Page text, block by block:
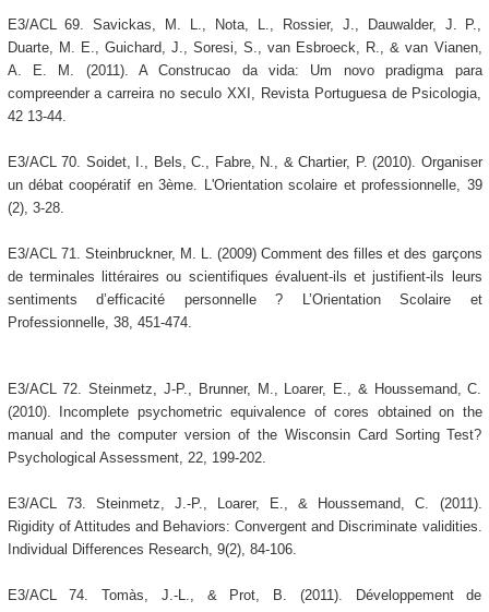
E3/ACL 69. Savickas, M. L., Nota, L., Rossier, J., Dauwalder, J. P.,
Duarte, M. E., Guichard, J., Soresi, S., van Esbroeck, R., & van Vianen,
A. E. M. (2011). A Construcao da vida: Um novo pradigma para
compreender a carreira no seculo XXI, Revista Portuguesa de Psicologia,
42 13-44.
E3/ACL 70. Soidet, I., Bels, C., Fabre, N., & Chartier, P. (2010). Organiser
un débat coopératif en 3ème. L'Orientation scolaire et professionnelle, 39
(2), 3-28.
E3/ACL 71. Steinbruckner, M. L. (2009) Comment des filles et des garçons
de terminales littéraires ou scientifiques évaluent-ils et justifient-ils leurs
sentiments d’efficacité personnelle ? L’Orientation Scolaire et
Professionnelle, 38, 451-474.
E3/ACL 72. Steinmetz, J-P., Brunner, M., Loarer, E., & Houssemand, C.
(2010). Incomplete psychometric equivalence of cores obtained on the
manual and the computer version of the Wisconsin Card Sorting Test?
Psychological Assessment, 22, 199-202.
E3/ACL 73. Steinmetz, J.-P., Loarer, E., & Houssemand, C. (2011).
Rigidity of Attitudes and Behaviors: Convergent and Discriminate validities.
Individual Differences Research, 9(2), 84-106.
E3/ACL 74. Tomàs, J.-L., & Prot, B. (2011). Développement de